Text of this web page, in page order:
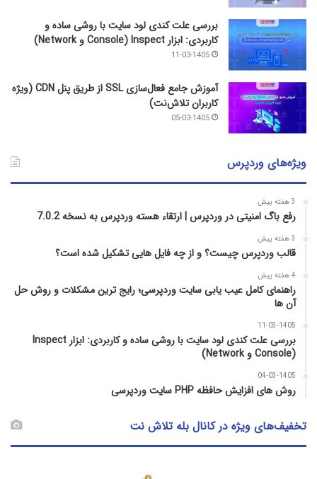
بررسی علت کندی لود سایت با روشی ساده و
کاربردی: ابزار Inspect (Console و Network)
11-03-1405
آموزش جامع فعال‌سازی SSL از طریق پنل CDN (ویژه
کاربران تلاش‌نت)
05-03-1405
ویژه‌های وردپرس
3 هفته پیش
رفع باگ امنیتی در وردپرس | ارتقاء هسته وردپرس به نسخه 7.0.2
3 هفته پیش
قالب وردپرس چیست؟ و از چه فایل­ هایی تشکیل شده است؟
4 هفته پیش
راهنمای کامل عیب‌ یابی سایت وردپرسی؛ رایج‌ ترین مشکلات و روش حل
آن‌ ها
11-03-1405
بررسی علت کندی لود سایت با روشی ساده و کاربردی: ابزار Inspect
(Console و Network)
04-03-1405
روش‌ های افزایش حافظه PHP سایت وردپرسی
تخفیف‌های ویژه در کانال بله تلاش نت